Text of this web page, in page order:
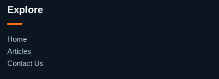
Explore
Home
Articles
Contact Us